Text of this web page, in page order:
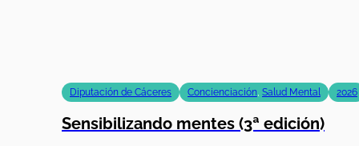
Diputación de Cáceres Concienciación, Salud Mental 2026
Sensibilizando mentes (3ª edición)